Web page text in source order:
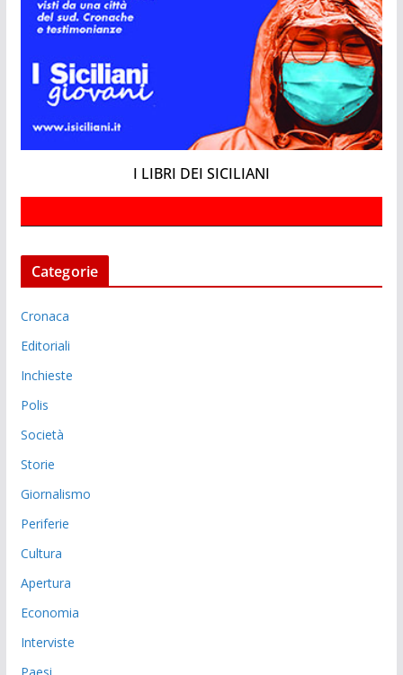
I LIBRI DEI SICILIANI
Categorie
Cronaca
Editoriali
Inchieste
Polis
Società
Storie
Giornalismo
Periferie
Cultura
Apertura
Economia
Interviste